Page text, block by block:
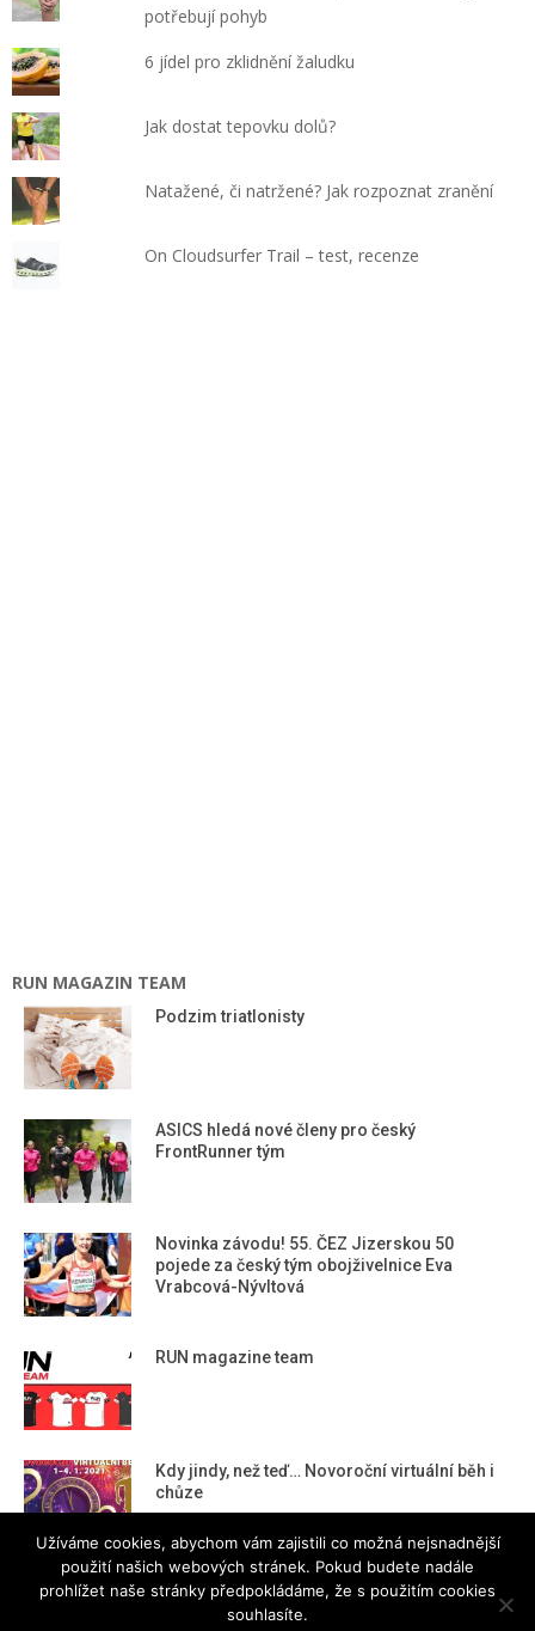
potřebují pohyb
6 jídel pro zklidnění žaludku
Jak dostat tepovku dolů?
Natažené, či natržené? Jak rozpoznat zranění
On Cloudsurfer Trail – test, recenze
RUN MAGAZIN TEAM
Podzim triatlonisty
ASICS hledá nové členy pro český
FrontRunner tým
Novinka závodu! 55. ČEZ Jizerskou 50
pojede za český tým obojživelnice Eva
Vrabcová-Nývltová
RUN magazine team
Kdy jindy, než teď… Novoroční virtuální běh i
chůze
Užíváme cookies, abychom vám zajistili co možná nejsnadnější
použití našich webových stránek. Pokud budete nadále
prohlížet naše stránky předpokládáme, že s použitím cookies
souhlasíte.